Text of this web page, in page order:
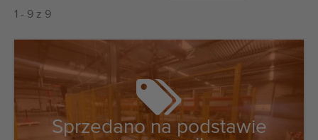
Ostatnio dodane maszyny
Powiadomieniom o maszynach
Import maszyn
1 - 9 z 9
Sprzedano na podstawie